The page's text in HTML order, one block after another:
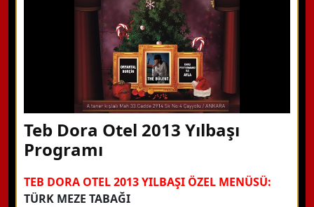
Teb Dora Otel 2013 Yılbaşı
Programı
TEB DORA OTEL 2013 YILBAŞI ÖZEL MENÜSÜ:
TÜRK MEZE TABAĞI